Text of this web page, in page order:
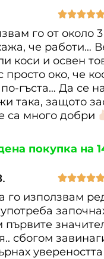

го от около
че работи…
коси и освен
просто око, че
гъста… Да се
така, защото
са много добри
покупка на

го използвам
първите
сбогом